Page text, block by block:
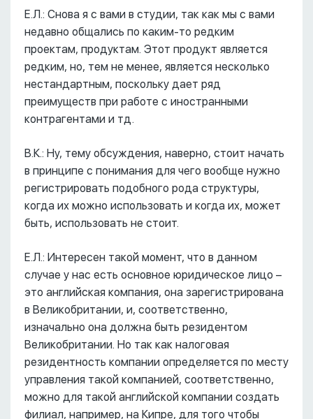
Е.Л.: Снова я с вами в студии, так как мы с вами
недавно общались по каким-то редким
проектам, продуктам. Этот продукт является
редким, но, тем не менее, является несколько
нестандартным, поскольку дает ряд
преимуществ при работе с иностранными
контрагентами и тд.
В.К.: Ну, тему обсуждения, наверно, стоит начать
в принципе с понимания для чего вообще нужно
регистрировать подобного рода структуры,
когда их можно использовать и когда их, может
быть, использовать не стоит.
Е.Л.: Интересен такой момент, что в данном
случае у нас есть основное юридическое лицо –
это английская компания, она зарегистрирована
в Великобритании, и, соответственно,
изначально она должна быть резидентом
Великобритании. Но так как налоговая
резидентность компании определяется по месту
управления такой компанией, соответственно,
можно для такой английской компании создать
филиал, например, на Кипре, для того чтобы